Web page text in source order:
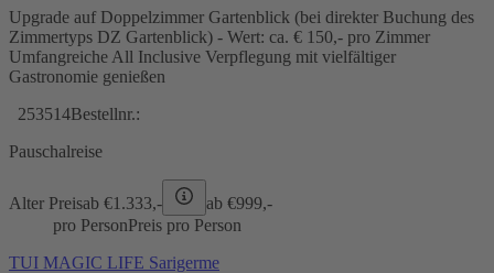
Upgrade auf Doppelzimmer Gartenblick (bei direkter Buchung des
Zimmertyps DZ Gartenblick) - Wert: ca. € 150,- pro Zimmer
Umfangreiche All Inclusive Verpflegung mit vielfältiger
Gastronomie genießen
253514Bestellnr.:
Pauschalreise
Alter Preisab €1.333,- ab €999,-
pro PersonPreis pro Person
TUI MAGIC LIFE Sarigerme